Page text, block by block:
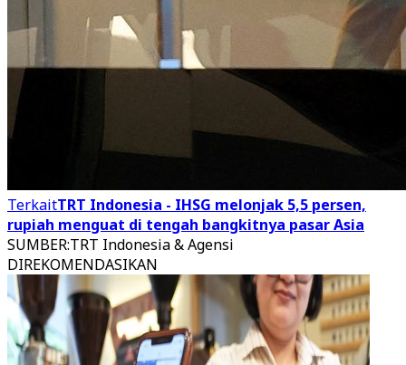
TerkaitTRT Indonesia - IHSG melonjak 5,5 persen,
rupiah menguat di tengah bangkitnya pasar Asia
SUMBER:TRT Indonesia & Agensi
DIREKOMENDASIKAN